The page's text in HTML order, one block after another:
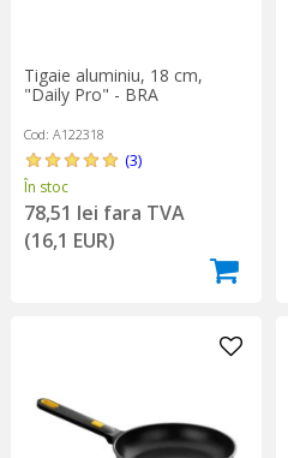
Tigaie aluminiu, 18 cm,
"Daily Pro" - BRA
Cod: A122318
(3)
În stoc
78,51 lei fara TVA
(16,1 EUR)